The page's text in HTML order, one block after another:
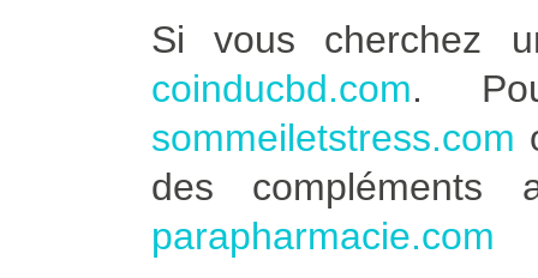
Si vous cherchez
coinducbd.com.
sommeiletstress.com
des compléments
parapharmacie.com